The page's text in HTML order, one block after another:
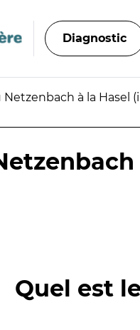
Diagnostic
à la Hasel
Quel est